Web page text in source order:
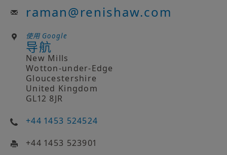
raman@renishaw.com
使用 Google
导航
New Mills
Wotton-under-Edge
Gloucestershire
United Kingdom
GL12 8JR
+44 1453 524524
+44 1453 523901